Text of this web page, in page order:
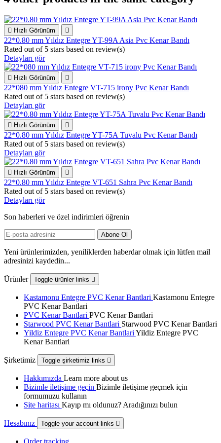
 Hızlı Görünüm 
22*0.80 mm Yıldız Entegre YT-99A Asia Pvc Kenar Bandı
Rated out of 5 stars based on review(s)
Detayları gör
 Hızlı Görünüm 
22*080 mm Yıldız Entegre VT-715 irony Pvc Kenar Bandı
Rated out of 5 stars based on review(s)
Detayları gör
 Hızlı Görünüm 
22*0.80 mm Yıldız Entegre YT-75A Tuvalu Pvc Kenar Bandı
Rated out of 5 stars based on review(s)
Detayları gör
 Hızlı Görünüm 
22*0.80 mm Yıldız Entegre VT-651 Sahra Pvc Kenar Bandı
Rated out of 5 stars based on review(s)
Detayları gör
Son haberleri ve özel indirimleri öğrenin
Yeni ürünlerimizden, yeniliklerden haberdar olmak için lütfen mail
adresinizi kaydedin...
Ürünler Toggle ürünler links 
Kastamonu Entegre PVC Kenar Bantlari Kastamonu Entegre
PVC Kenar Bantlari
PVC Kenar Bantlari PVC Kenar Bantlari
Starwood PVC Kenar Bantlari Starwood PVC Kenar Bantlari
Yildiz Entegre PVC Kenar Bantlari Yildiz Entegre PVC
Kenar Bantlari
Şirketimiz Toggle şirketimiz links 
Hakkımızda Learn more about us
Bizimle iletişime geçin Bizimle iletişime geçmek için
formumuzu kullanın
Site haritası Kayıp mı oldunuz? Aradığınızı bulun
Hesabınız Toggle your account links 
Order tracking